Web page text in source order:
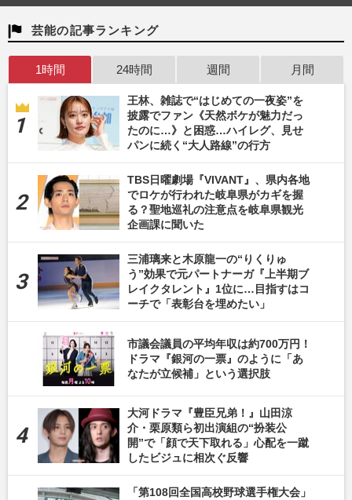
芸能の記事ランキング
1時間 24時間 週間 月間
王林、雑誌で“はじめての一夜姿”を
披露でファン《天然ボケが魅力だっ
たのに…》と困惑…ハイレグ、見せ
パンに続く“大人路線”の行方
TBS日曜劇場『VIVANT』、県内各地
でロケが行われた岐阜県がカギを握
る？聖地巡礼の注意点を岐阜県観光
企画課に聞いた
三浦璃来と木原龍一の“りくりゅ
う”効果で元パートナーガ『上半期ブ
レイクタレント』1位に…目指すはコ
ーチで「表彰台を埋めたい」
市議会議員の平均年収は約700万円！
ドラマ『銀河の一票』のように「あ
なたが立候補」という選択肢
大河ドラマ『豊臣兄弟！』山田涼
介・栗原類ら初出演組の“扮装公
開”で「顔で天下取れる」心配を一蹴
したビジュに相次ぐ反響
「第108回全国高校野球選手権大会」